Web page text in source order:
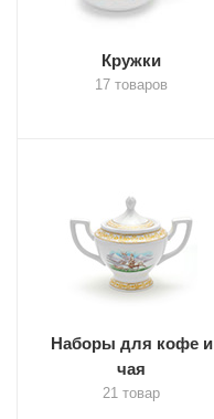
Кружки
17 товаров
Наборы для кофе и
чая
21 товар